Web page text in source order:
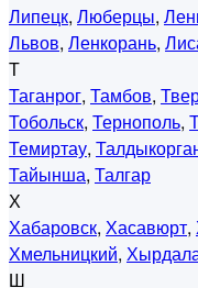
Липецк, Люберцы,
Львов, Ленкорань,
Т
Таганрог, Тамбов,
Тобольск, Тернополь,
Темиртау,
Тайынша, Талгар
Х
Хабаровск, Хасавюрт,
Хмельницкий,
Ш